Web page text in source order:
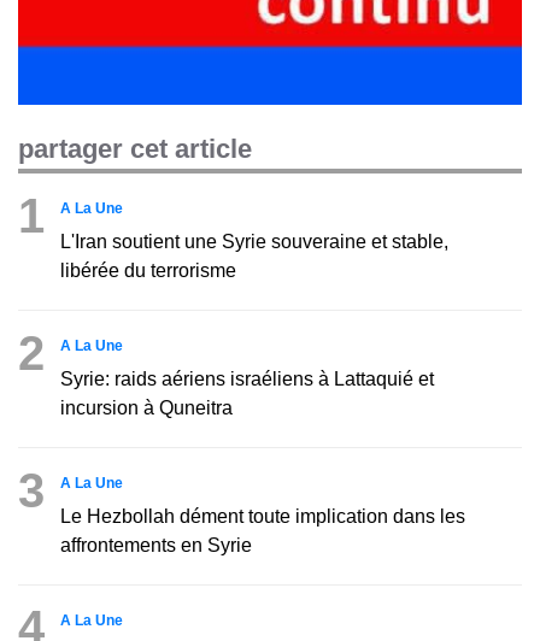
partager cet article
1 A La Une
L'Iran soutient une Syrie souveraine et stable,
libérée du terrorisme
2 A La Une
Syrie: raids aériens israéliens à Lattaquié et
incursion à Quneitra
3 A La Une
Le Hezbollah dément toute implication dans les
affrontements en Syrie
4 A La Une